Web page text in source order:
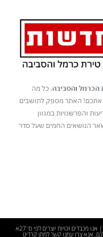
הכרמל והסביבה. כל מה
אתכם! האתר מספק לתושבים
והפרשנויות במגוון
הנושאים החמים שעל סדר
2023 © כל הזכויות שמורות - בראש החדשות | אנו מכבדים זכויות יוצרים לפי ס׳ 27א
אנא צרו עמנו קשר למתן קרדיט